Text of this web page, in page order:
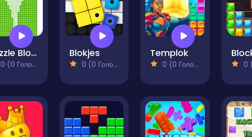
Puzzle Block Plunge
0 (0 Голосів)
Blokjes
0 (0 Голосів)
Templok
0 (0 Голосів) 0